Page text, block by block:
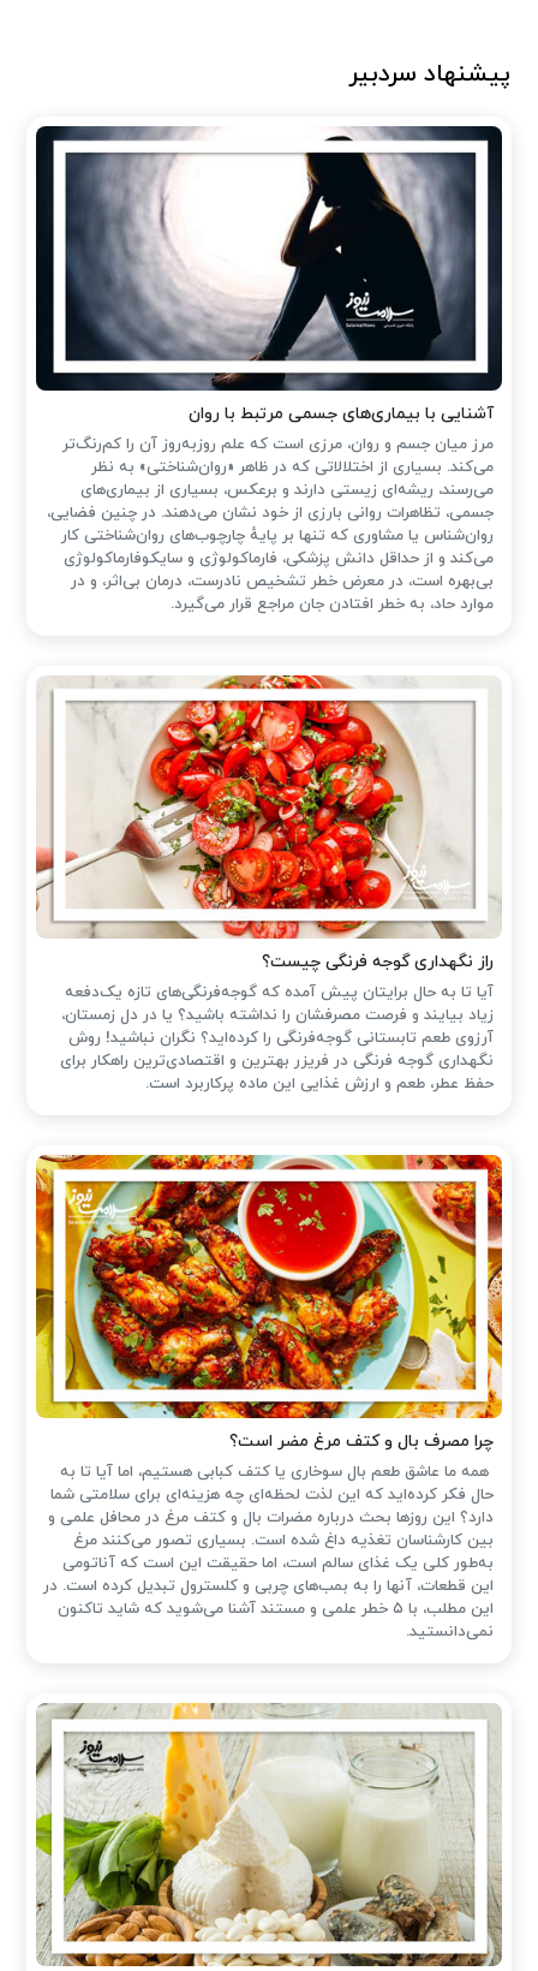
پیشنهاد سردبیر
آشنایی با بیماری‌های جسمی مرتبط با روان
مرز میان جسم و روان، مرزی است که علم روزبه‌روز آن را کم‌رنگ‌تر
می‌کند. بسیاری از اختلالاتی که در ظاهر «روان‌شناختی» به نظر
می‌رسند، ریشه‌ای زیستی دارند و برعکس، بسیاری از بیماری‌های
جسمی، تظاهرات روانی بارزی از خود نشان می‌دهند. در چنین فضایی،
روان‌شناس یا مشاوری که تنها بر پایهٔ چارچوب‌های روان‌شناختی کار
می‌کند و از حداقل دانش پزشکی، فارماکولوژی و سایکوفارماکولوژی
بی‌بهره است، در معرض خطر تشخیص نادرست، درمان بی‌اثر، و در
موارد حاد، به خطر افتادن جان مراجع قرار می‌گیرد.
راز نگهداری گوجه فرنگی چیست؟
آیا تا به حال برایتان پیش آمده که گوجه‌فرنگی‌های تازه یک‌دفعه
زیاد بیایند و فرصت مصرفشان را نداشته باشید؟ یا در دل زمستان،
آرزوی طعم تابستانی گوجه‌فرنگی را کرده‌اید؟ نگران نباشید! روش
نگهداری گوجه فرنگی در فریزر بهترین و اقتصادی‌ترین راهکار برای
حفظ عطر، طعم و ارزش غذایی این ماده پرکاربرد است.
چرا مصرف بال و کتف مرغ مضر است؟
همه ما عاشق طعم بال سوخاری یا کتف کبابی هستیم، اما آیا تا به
حال فکر کرده‌اید که این لذت لحظه‌ای چه هزینه‌ای برای سلامتی شما
دارد؟ این روزها بحث درباره مضرات بال و کتف مرغ در محافل علمی و
بین کارشناسان تغذیه داغ شده است. بسیاری تصور می‌کنند مرغ
به‌طور کلی یک غذای سالم است، اما حقیقت این است که آناتومی
این قطعات، آنها را به بمب‌های چربی و کلسترول تبدیل کرده است. در
این مطلب، با ۵ خطر علمی و مستند آشنا می‌شوید که شاید تاکنون
نمی‌دانستید.